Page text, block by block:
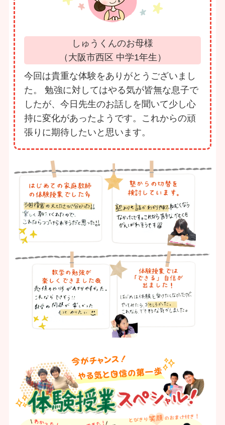
しゅうくんのお母様
（大阪市西区 中学1年生）
今回は貴重な体験をありがとうございまし
た。 勉強に対してはやる気が皆無な息子で
したが、今日先生のお話しを聞いて少し心
持に変化があったようです。これからの頑
張りに期待したいと思います。